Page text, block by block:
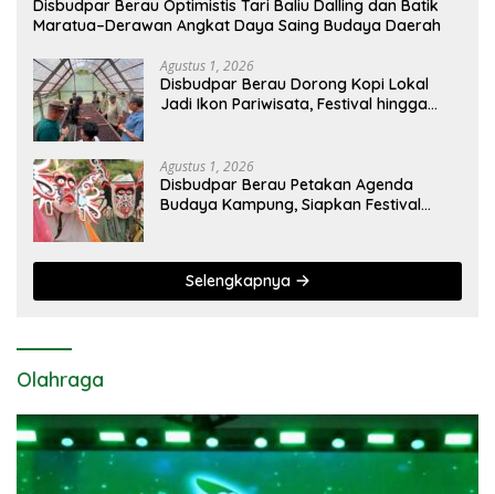
Disbudpar Berau Optimistis Tari Baliu Dalling dan Batik
Maratua–Derawan Angkat Daya Saing Budaya Daerah
Agustus 1, 2026
Disbudpar Berau Dorong Kopi Lokal
Jadi Ikon Pariwisata, Festival hingga
Agustus 1, 2026
Disbudpar Berau Petakan Agenda
Budaya Kampung, Siapkan Festival
Selengkapnya
Olahraga